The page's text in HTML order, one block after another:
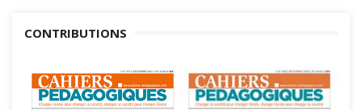
CONTRIBUTIONS